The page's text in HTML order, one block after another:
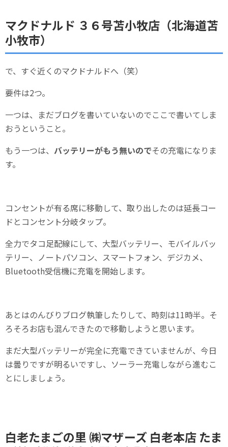
マクドナルド ３６号苫小牧店（北海道苫
小牧市）
で、すぐ近くのマクドナルドへ（笑）
要件は2つ。
一つは、まだブログを書いていないのでここで書いてしま
おうということ。
もう一つは、 バッテリーがもう無いのでその充電になりま
す。
コンセントが有る席に移動して、取り出したのは延長コー
ドとコンセント分岐タップ。
全力でタコ足配線にして、大型バッテリー、モバイルバッ
テリー、ノートパソコン、スマートフォン、デジカメ、
Bluetooth受信機に充電を開始します。
あとはのんびりブログ執筆したりして、時刻は11時半。そ
ろそろお店も混んできたので移動しようと思います。
まだ大型バッテリーが完全に充電できていませんが、今日
は曇りですが明るいですし、ソーラー充電しながら進むこ
とにしましょう。
白老たまごの里 ㈱マザーズ 白老本店 たま